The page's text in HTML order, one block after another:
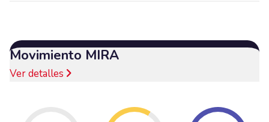
Movimiento MIRA
Ver detalles